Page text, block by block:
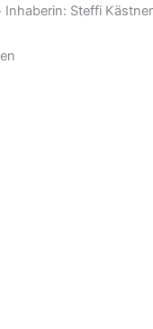
Inhaberin: Steffi Kästner